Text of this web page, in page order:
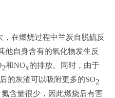
在燃烧过程中兰炭自脱硫反
他自身含有的氧化物发生反
2和NOx的排放。同时，由于
的灰渣可以吸附更多的SO2
含量很少，因此燃烧后有害